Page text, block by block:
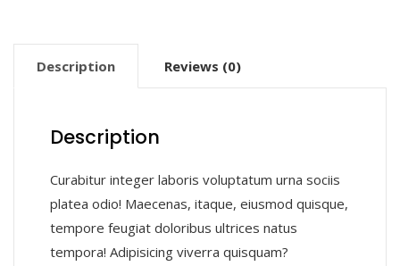
Description Reviews (0)
Description
Curabitur integer laboris voluptatum urna sociis
platea odio! Maecenas, itaque, eiusmod quisque,
tempore feugiat doloribus ultrices natus
tempora! Adipisicing viverra quisquam?